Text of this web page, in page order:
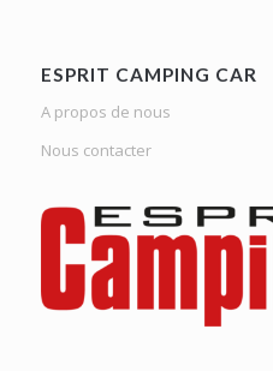
ESPRIT CAMPING CAR
A propos de nous
Nous contacter